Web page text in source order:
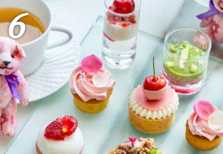
杯でもイケる味です！
6